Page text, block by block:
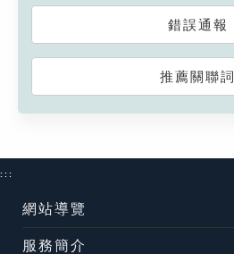
錯誤通報
推薦關聯詞
:::
網站導覽
服務簡介